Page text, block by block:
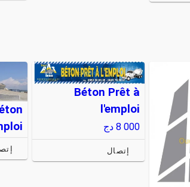
Béton Prêt à
l'emploi
8 000 دج
إتصال